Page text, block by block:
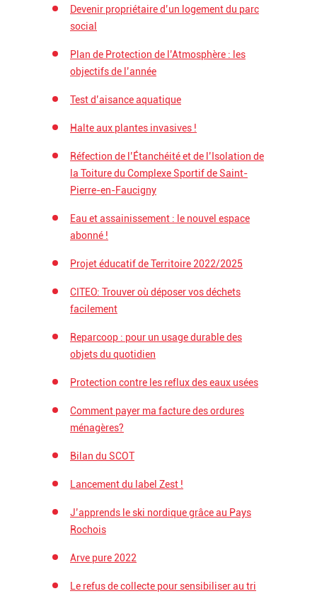
Devenir propriétaire d’un logement du parc
social
Plan de Protection de l’Atmosphère : les
objectifs de l’année
Test d’aisance aquatique
Halte aux plantes invasives !
Réfection de l’Étanchéité et de l’Isolation de
la Toiture du Complexe Sportif de Saint-
Pierre-en-Faucigny
Eau et assainissement : le nouvel espace
abonné !
Projet éducatif de Territoire 2022/2025
CITEO: Trouver où déposer vos déchets
facilement
Reparcoop : pour un usage durable des
objets du quotidien
Protection contre les reflux des eaux usées
Comment payer ma facture des ordures
ménagères?
Bilan du SCOT
Lancement du label Zest !
J’apprends le ski nordique grâce au Pays
Rochois
Arve pure 2022
Le refus de collecte pour sensibiliser au tri